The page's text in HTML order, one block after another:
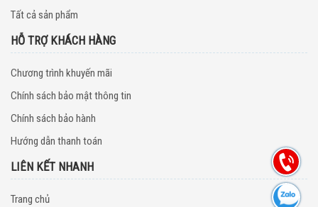
Tất cả sản phẩm
HỖ TRỢ KHÁCH HÀNG
Chương trình khuyến mãi
Chính sách bảo mật thông tin
Chính sách bảo hành
Hướng dẫn thanh toán
LIÊN KẾT NHANH
Trang chủ